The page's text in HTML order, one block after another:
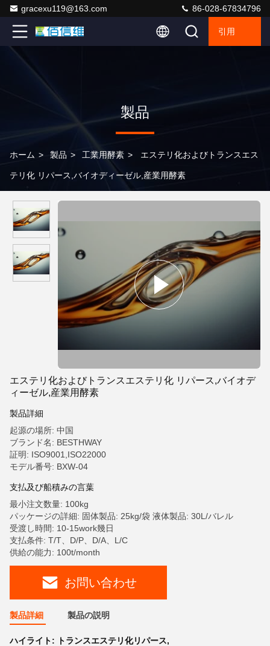
gracexu119@163.com 86-028-67834796
引用
製品
ホーム > 製品 > 工業用酵素 > エステリ化およびトランスエス
テリ化 リパース,バイオディーゼル,産業用酵素
エステリ化およびトランスエステリ化 リパース,バイオデ
ィーゼル,産業用酵素
製品詳細
起源の場所: 中国
ブランド名: BESTHWAY
証明: ISO9001,ISO22000
モデル番号: BXW-04
支払及び船積みの言葉
最小注文数量: 100kg
パッケージの詳細: 固体製品: 25kg/袋 液体製品: 30L/バレル
受渡し時間: 10-15work幾日
支払条件: T/T、D/P、D/A、L/C
供給の能力: 100t/month
お問い合わせ
製品詳細 製品の説明
ハイライト: トランスエステリ化リパース,